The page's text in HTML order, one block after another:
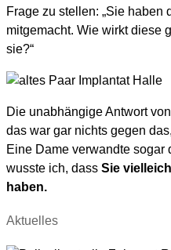
Frage zu stellen: „Sie haben
mitgemacht. Wie wirkt diese
sie?“
Die unabhängige Antwort
das war gar nichts gegen
Eine Dame verwandte
wusste ich, dass Sie
haben.
Aktuelles